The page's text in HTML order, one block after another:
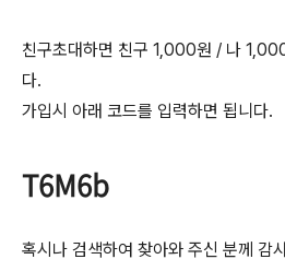
친구초대하면 친구 1,000원 / 나
다.
가입시 아래 코드를 입력하면 됩니다.
T6M6b
혹시나 검색하여 찾아와 주신 분께 감